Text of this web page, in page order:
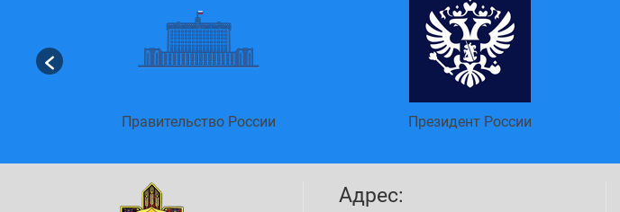
Правительство России Президент России
Адрес: